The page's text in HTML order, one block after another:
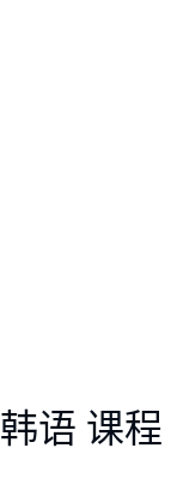
韩语 课程